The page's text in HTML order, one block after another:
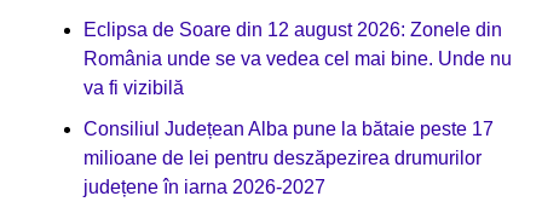
Eclipsa de Soare din 12 august 2026: Zonele din
România unde se va vedea cel mai bine. Unde nu
va fi vizibilă
Consiliul Județean Alba pune la bătaie peste 17
milioane de lei pentru deszăpezirea drumurilor
județene în iarna 2026-2027